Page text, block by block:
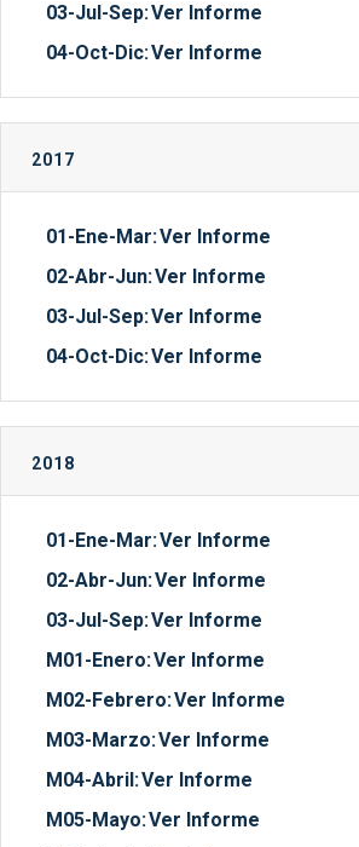
03-Jul-Sep:Ver Informe
04-Oct-Dic:Ver Informe
2017
01-Ene-Mar:Ver Informe
02-Abr-Jun:Ver Informe
03-Jul-Sep:Ver Informe
04-Oct-Dic:Ver Informe
2018
01-Ene-Mar:Ver Informe
02-Abr-Jun:Ver Informe
03-Jul-Sep:Ver Informe
M01-Enero:Ver Informe
M02-Febrero:Ver Informe
M03-Marzo:Ver Informe
M04-Abril:Ver Informe
M05-Mayo:Ver Informe